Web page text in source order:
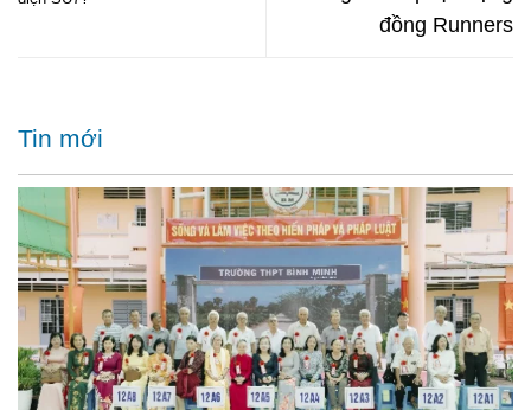
đồng Runners
Tin mới